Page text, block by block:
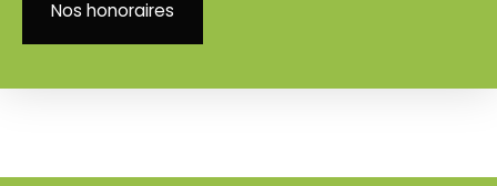
Nos honoraires